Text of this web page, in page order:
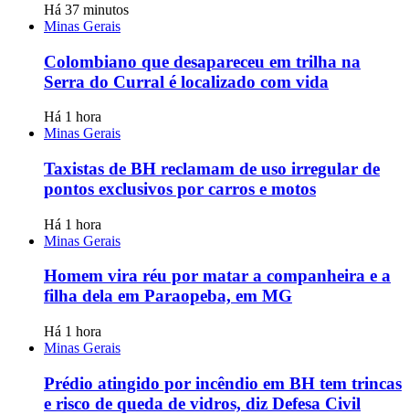
Há 37 minutos
Minas Gerais
Colombiano que desapareceu em trilha na
Serra do Curral é localizado com vida
Há 1 hora
Minas Gerais
Taxistas de BH reclamam de uso irregular de
pontos exclusivos por carros e motos
Há 1 hora
Minas Gerais
Homem vira réu por matar a companheira e a
filha dela em Paraopeba, em MG
Há 1 hora
Minas Gerais
Prédio atingido por incêndio em BH tem trincas
e risco de queda de vidros, diz Defesa Civil